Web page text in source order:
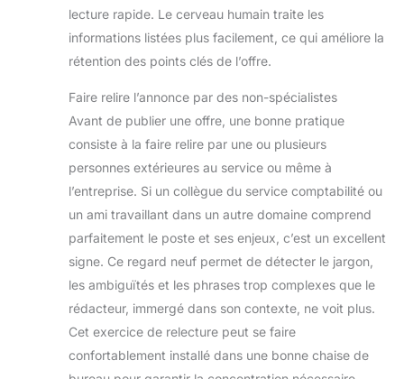
lecture rapide. Le cerveau humain traite les
informations listées plus facilement, ce qui améliore la
rétention des points clés de l’offre.
Faire relire l’annonce par des non-spécialistes
Avant de publier une offre, une bonne pratique
consiste à la faire relire par une ou plusieurs
personnes extérieures au service ou même à
l’entreprise. Si un collègue du service comptabilité ou
un ami travaillant dans un autre domaine comprend
parfaitement le poste et ses enjeux, c’est un excellent
signe. Ce regard neuf permet de détecter le jargon,
les ambiguïtés et les phrases trop complexes que le
rédacteur, immergé dans son contexte, ne voit plus.
Cet exercice de relecture peut se faire
confortablement installé dans une bonne chaise de